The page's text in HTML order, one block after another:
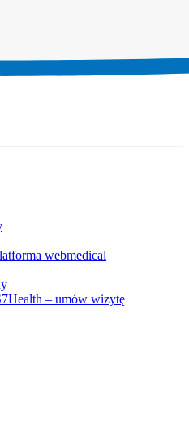
webmedical
– umów wizytę